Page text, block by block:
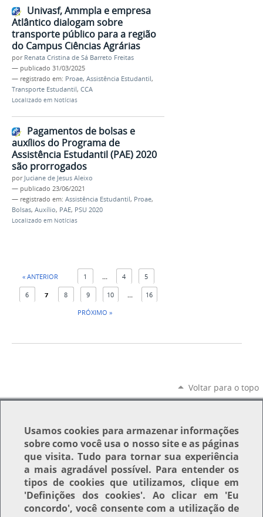
Univasf, Ammpla e empresa
Atlântico dialogam sobre
transporte público para a região
do Campus Ciências Agrárias
por Renata Cristina de Sá Barreto Freitas
— publicado 31/03/2025
— registrado em: Proae, Assistência Estudantil,
Transporte Estudantil, CCA
Localizado em Notícias
Pagamentos de bolsas e
auxílios do Programa de
Assistência Estudantil (PAE) 2020
são prorrogados
por Juciane de Jesus Aleixo
— publicado 23/06/2021
— registrado em: Assistência Estudantil, Proae,
Bolsas, Auxílio, PAE, PSU 2020
Localizado em Notícias
« ANTERIOR 1 ... 4 5
6 7 8 9 10 ...
16
PRÓXIMO »
Voltar para o topo
Usamoscookies para armazenar informações
sobre como você usa o nosso site e as páginas
que visita. Tudo para tornar sua experiência
a mais agradável possível. Para entender os
tipos de cookies que utilizamos, clique em
'Definições dos cookies'. Ao clicar em 'Eu
concordo', você consente com a utilização de